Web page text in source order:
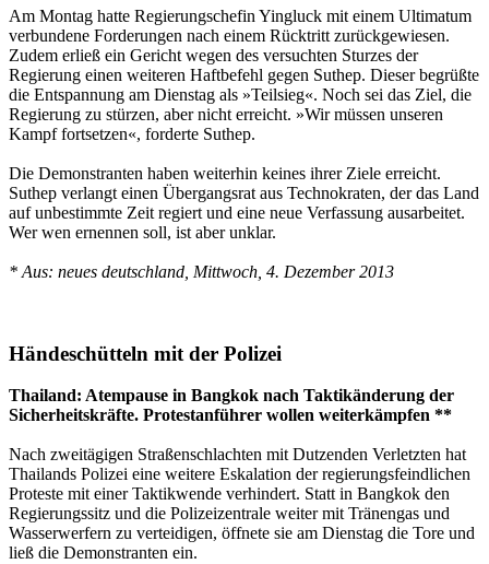
Am Montag hatte Regierungschefin Yingluck mit einem Ultimatum
verbundene Forderungen nach einem Rücktritt zurückgewiesen.
Zudem erließ ein Gericht wegen des versuchten Sturzes der
Regierung einen weiteren Haftbefehl gegen Suthep. Dieser begrüßte
die Entspannung am Dienstag als »Teilsieg«. Noch sei das Ziel, die
Regierung zu stürzen, aber nicht erreicht. »Wir müssen unseren
Kampf fortsetzen«, forderte Suthep.
Die Demonstranten haben weiterhin keines ihrer Ziele erreicht.
Suthep verlangt einen Übergangsrat aus Technokraten, der das Land
auf unbestimmte Zeit regiert und eine neue Verfassung ausarbeitet.
Wer wen ernennen soll, ist aber unklar.
* Aus: neues deutschland, Mittwoch, 4. Dezember 2013
Händeschütteln mit der Polizei
Thailand: Atempause in Bangkok nach Taktikänderung der
Sicherheitskräfte. Protestanführer wollen weiterkämpfen **
Nach zweitägigen Straßenschlachten mit Dutzenden Verletzten hat
Thailands Polizei eine weitere Eskalation der regierungsfeindlichen
Proteste mit einer Taktikwende verhindert. Statt in Bangkok den
Regierungssitz und die Polizeizentrale weiter mit Tränengas und
Wasserwerfern zu verteidigen, öffnete sie am Dienstag die Tore und
ließ die Demonstranten ein.